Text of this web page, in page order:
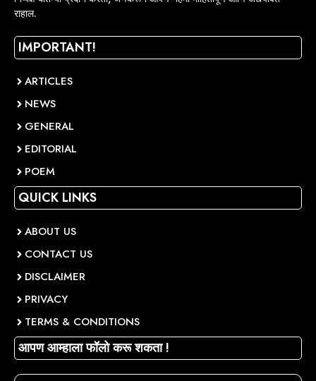
राहाल.
IMPORTANT!
ARTICLES
NEWS
GENERAL
EDITORIAL
POEM
QUICK LINKS
ABOUT US
CONTACT US
DISCLAIMER
PRIVACY
TERMS & CONDITIONS
आपण आम्हाला फॉलो करू शकता !